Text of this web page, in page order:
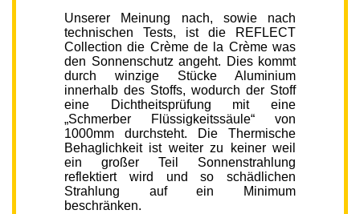
Unserer Meinung nach, sowie nach
technischen Tests, ist die REFLECT
Collection die Crème de la Crème was
den Sonnenschutz angeht. Dies kommt
durch winzige Stücke Aluminium
innerhalb des Stoffs, wodurch der Stoff
eine Dichtheitsprüfung mit eine
„Schmerber Flüssigkeitssäule“ von
1000mm durchsteht. Die Thermische
Behaglichkeit ist weiter zu keiner weil
ein großer Teil Sonnenstrahlung
reflektiert wird und so schädlichen
Strahlung auf ein Minimum
beschränken.